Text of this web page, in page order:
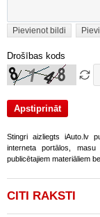
Pievienot bildi
Drošības kods
Stingri aizliegts iAuto.lv
interneta portālos,
publicētajiem materiāliem
CITI RAKSTI